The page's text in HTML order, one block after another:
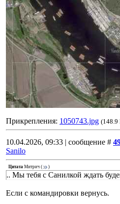
Прикрепления: 1050743.jpg (148.9
10.04.2026, 09:33 | сообщение #
Sanilo
Цитата Митрич ( )
.. Мы тебя с Санилкой ждать
Если с командировки вернусь.